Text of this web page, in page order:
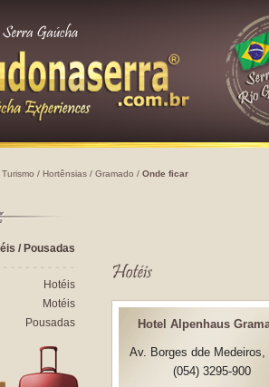
Turismo/Hortênsias/Gramado/Onde ficar
/ Pousadas
Hotéis
Motéis
Pousadas
Hotel Alpenhaus
Av. Borges dde Medeiros,
(054) 3295-900